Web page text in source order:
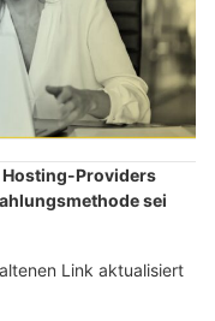
Hosting-Providers
sei
Link aktualisiert